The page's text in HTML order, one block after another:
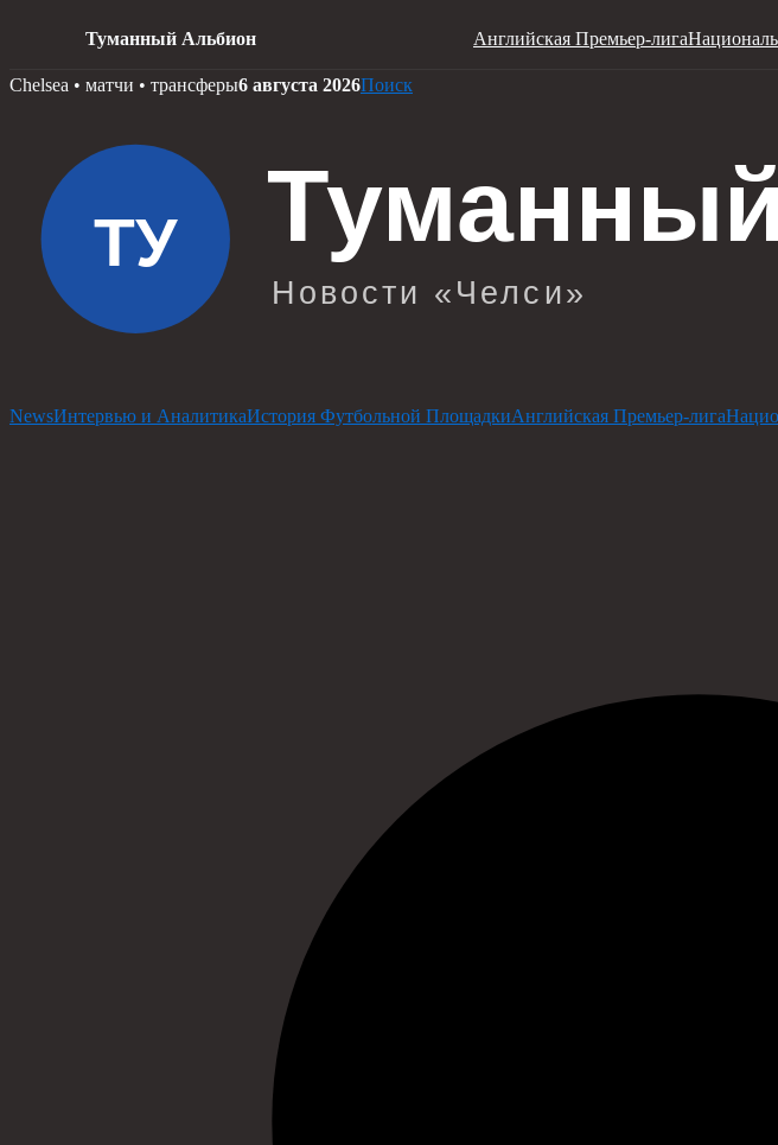
Туманный Альбион Английская Премьер-лига
Skip
Chelsea • матчи • трансферы6 августа 2026Поиск
NewsИнтервью и АналитикаИстория Футбольной ПлощадкиАнглийская Премьер-лига